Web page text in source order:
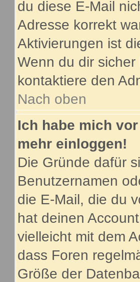
du diese E-Mail
Adresse korrekt
Aktivierungen ist
Wenn du dir
kontaktiere den
Nach oben
Ich habe mich
mehr einloggen!
Die Gründe dafür
Benutzernamen
die E-Mail, die du
hat deinen
vielleicht mit dem
dass Foren
Größe der